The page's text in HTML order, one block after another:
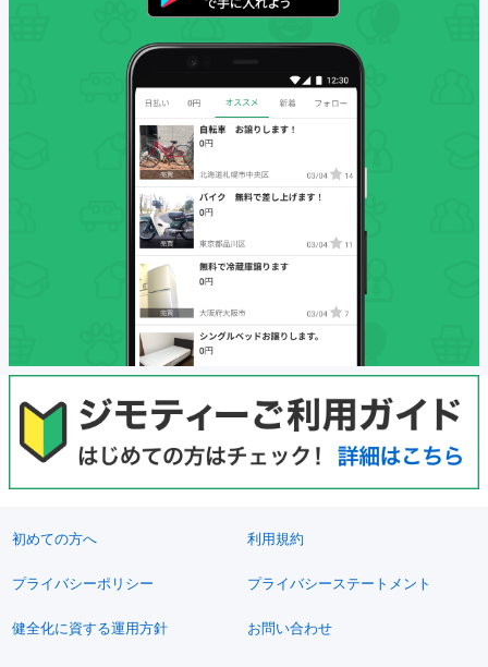
初めての方へ 利用規約
プライバシーポリシー プライバシーステートメント
健全化に資する運用方針 お問い合わせ